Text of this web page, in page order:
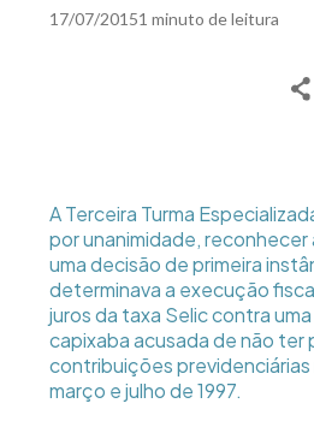
17/07/20151 minuto de leitura
A Terceira Turma
por unanimidade,
uma decisão de primeira
determinava a execução
juros da taxa Selic contra
capixaba acusada de não ter
contribuições
março e julho de 1997.